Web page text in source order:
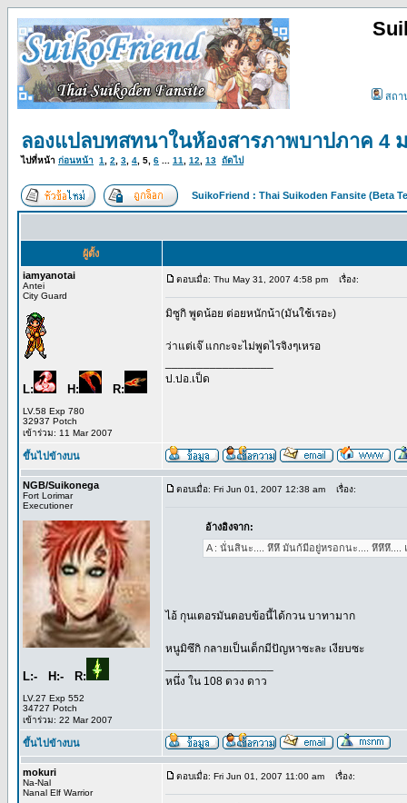
สถา
ลองแปลบทสทนาในห้องสารภาพบาปภาค 4
ไปที่หน้า ก่อนหน้า 1 2 3 4 5 6 11 12 13 ถัดไป
SuikoFriend : Thai Suikoden Fansite (Beta
ผู้ตั้ง
iamyanotai
Antei
City Guard
L: H: R:
LV.58 Exp 780
32937 Potch
เข้าร่วม: 11 Mar 2007
ตอบเมื่อ: Thu May 31, 2007 4:58 pm เรื่อง:
มิซูกิ พูดน้อย ต่อยหนักน้า(มันใช้เรอะ)
ว่าแต่เจ๊ แกกะจะไม่พูดไรจิงๆเหรอ
ป.ปอ.เป็ด
ขึ้นไปข้างบน
NGB/Suikonega
Fort Lorimar
Executioner
L:- H:- R:
LV.27 Exp 552
34727 Potch
เข้าร่วม: 22 Mar 2007
ตอบเมื่อ: Fri Jun 01, 2007 12:38 am เรื่อง:
อ้างอิงจาก:
A : นั่นสินะ.... หึหึ มันก้มีอยู่หรอกนะ.... หึหึหึ
ไอ้ กุนเตอรมันตอบข้อนี้ได้กวน บาทามาก
หนูมิซึกิ กลายเป็นเด็กมีปัญหาซะละ เงียบซะ
หนึ่ง ใน 108 ดวง ดาว
ขึ้นไปข้างบน
mokuri
Na-Nal
Nanal Elf Warrior
ตอบเมื่อ: Fri Jun 01, 2007 11:00 am เรื่อง: